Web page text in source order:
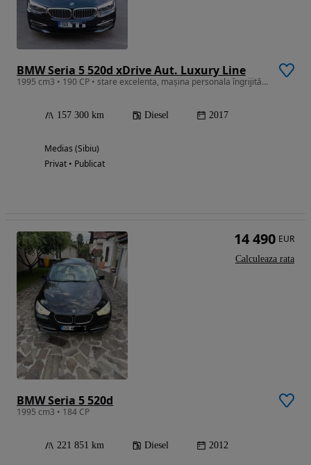
BMW Seria 5 520d xDrive Aut. Luxury Line
1995 cm3 • 190 CP • stare excelenta, mașina personala îngrijită, piese originale, CASCO
157 300 km Diesel 2017
Medias (Sibiu)
Privat • Publicat
BMW Seria 5 520d
1995 cm3 • 184 CP
221 851 km Diesel 2012
14 490 EUR
Calculeaza rata